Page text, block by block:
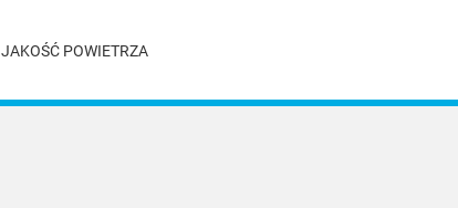
JAKOŚĆ POWIETRZA